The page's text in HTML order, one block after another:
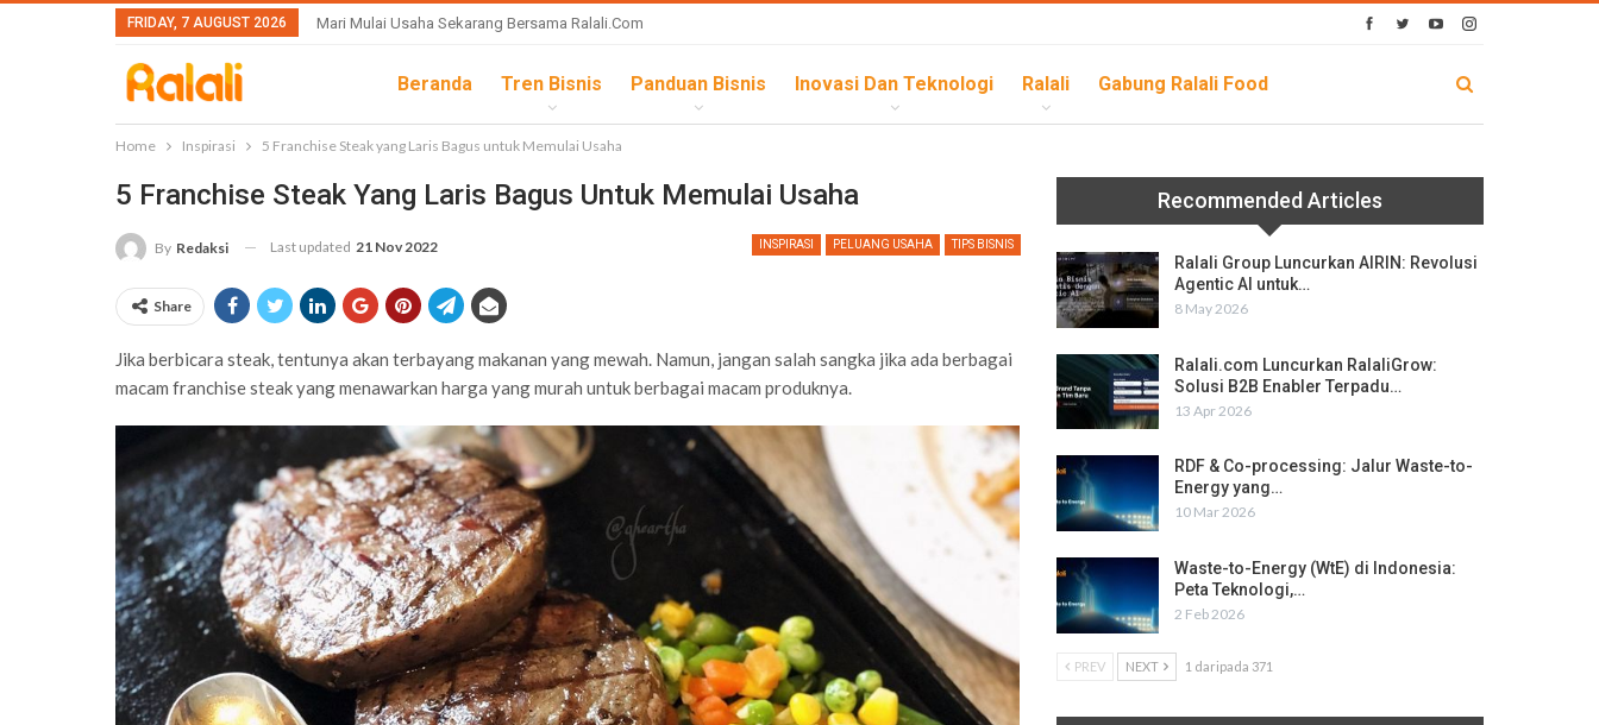
FRIDAY, 7 AUGUST 2026 Mari Mulai Usaha Sekarang Bersama Ralali.com
Beranda Tren Bisnis Panduan Bisnis Inovasi Dan Teknologi Ralali Gabung Ralali Food
Home Inspirasi 5 Franchise Steak yang Laris Bagus untuk Memulai Usaha
5 Franchise Steak Yang Laris Bagus Untuk Memulai Usaha
INSPIRASI PELUANG USAHA TIPS BISNIS
By Redaksi Last updated 21 Nov 2022
Share
Jika berbicara steak, tentunya akan terbayang makanan yang mewah. Namun, jangan salah sangka jika ada berbagai
macam franchise steak yang menawarkan harga yang murah untuk berbagai macam produknya.
Recommended Articles
Ralali Group Luncurkan AIRIN: Revolusi
Agentic AI untuk…
8 May 2026
Ralali.com Luncurkan RalaliGrow:
Solusi B2B Enabler Terpadu…
13 Apr 2026
RDF & Co-processing: Jalur Waste-to-
Energy yang…
10 Mar 2026
Waste-to-Energy (WtE) di Indonesia:
Peta Teknologi,…
2 Feb 2026
PREV NEXT 1 daripada 371